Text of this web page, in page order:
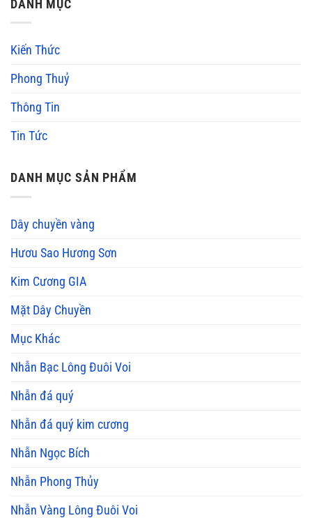
DANH MỤC
Kiến Thức
Phong Thuỷ
Thông Tin
Tin Tức
DANH MỤC SẢN PHẨM
Dây chuyền vàng
Hươu Sao Hương Sơn
Kim Cương GIA
Mặt Dây Chuyền
Mục Khác
Nhẫn Bạc Lông Đuôi Voi
Nhẫn đá quý
Nhẫn đá quý kim cương
Nhẫn Ngọc Bích
Nhẫn Phong Thủy
Nhẫn Vàng Lông Đuôi Voi